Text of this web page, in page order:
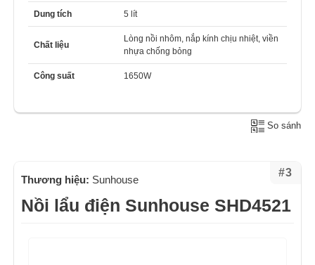
Dung tích 5 lít
Chất liệu
Lòng nồi nhôm, nắp kính chịu nhiệt, viền
nhựa chống bỏng
Công suất 1650W
So sánh
#3
Thương hiệu: Sunhouse
Nồi lẩu điện Sunhouse SHD4521